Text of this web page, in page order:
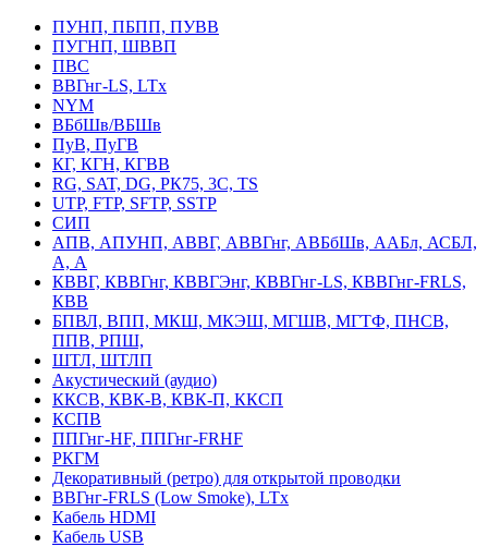
ПУНП, ПБПП, ПУВВ
ПУГНП, ШВВП
ПВС
ВВГнг-LS, LTx
NYM
ВБбШв/ВБШв
ПуВ, ПуГВ
КГ, КГН, КГВВ
RG, SAT, DG, РК75, 3С, TS
UTP, FTP, SFTP, SSTP
СИП
АПВ, АПУНП, АВВГ, АВВГнг, АВБбШв, ААБл, АСБЛ,
А, А
КВВГ, КВВГнг, КВВГЭнг, КВВГнг-LS, КВВГнг-FRLS,
КВВ
БПВЛ, ВПП, МКШ, МКЭШ, МГШВ, МГТФ, ПНСВ,
ППВ, РПШ,
ШТЛ, ШТЛП
Акустический (аудио)
ККСВ, КВК-В, КВК-П, ККСП
КСПВ
ППГнг-HF, ППГнг-FRHF
РКГМ
Декоративный (ретро) для открытой проводки
ВВГнг-FRLS (Low Smoke), LTx
Кабель HDMI
Кабель USB